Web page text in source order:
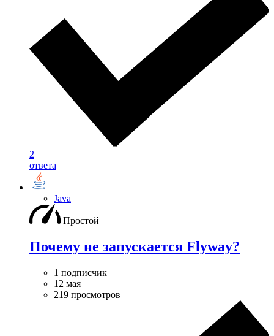
2
ответа
Java
Простой
Почему не запускается Flyway?
1 подписчик
12 мая
219 просмотров